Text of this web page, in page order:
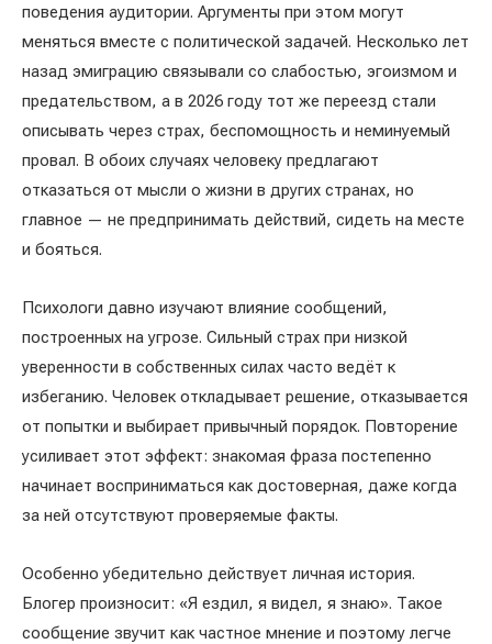
поведения аудитории. Аргументы при этом могут
меняться вместе с политической задачей. Несколько лет
назад эмиграцию связывали со слабостью, эгоизмом и
предательством, а в 2026 году тот же переезд стали
описывать через страх, беспомощность и неминуемый
провал. В обоих случаях человеку предлагают
отказаться от мысли о жизни в других странах, но
главное — не предпринимать действий, сидеть на месте
и бояться.
Психологи давно изучают влияние сообщений,
построенных на угрозе. Сильный страх при низкой
уверенности в собственных силах часто ведёт к
избеганию. Человек откладывает решение, отказывается
от попытки и выбирает привычный порядок. Повторение
усиливает этот эффект: знакомая фраза постепенно
начинает восприниматься как достоверная, даже когда
за ней отсутствуют проверяемые факты.
Особенно убедительно действует личная история.
Блогер произносит: «Я ездил, я видел, я знаю». Такое
сообщение звучит как частное мнение и поэтому легче